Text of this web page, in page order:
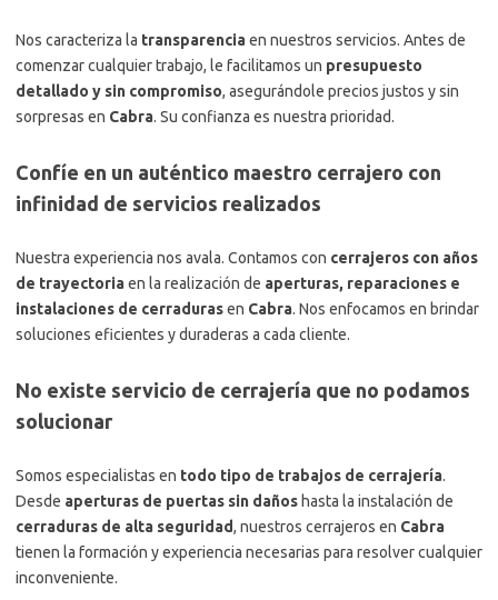
Nos caracteriza la transparenciaen nuestros servicios. Antes de
comenzar cualquier trabajo, le facilitamos un presupuesto
detallado y sin compromiso, asegurándole precios justos y sin
sorpresas en Cabra. Su confianza es nuestra prioridad.
Confíe en un auténtico maestro cerrajero con
infinidad de servicios realizados
Nuestra experiencia nos avala. Contamos con cerrajeros con años
de trayectoriaen la realización de aperturas, reparaciones e
instalaciones de cerradurasen Cabra. Nos enfocamos en brindar
soluciones eficientes y duraderas a cada cliente.
No existe servicio de cerrajería que no podamos
solucionar
Somos especialistas en todo tipo de trabajos de cerrajería.
Desde aperturas de puertas sin daños hasta la instalación de
cerraduras de alta seguridad, nuestros cerrajeros en Cabra
tienen la formación y experiencia necesarias para resolver cualquier
inconveniente.